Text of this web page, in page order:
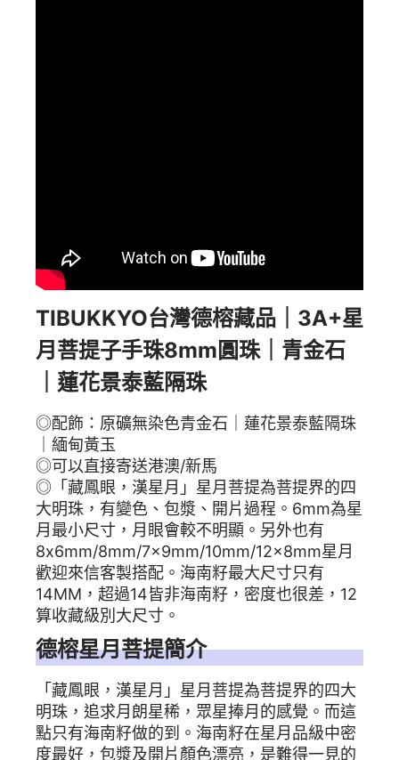
TIBUKKYO台灣德榕藏品｜3A+星
月菩提子手珠8mm圓珠｜青金石
｜蓮花景泰藍隔珠
◎配飾：原礦無染色青金石｜蓮花景泰藍隔珠
｜緬甸黃玉
◎可以直接寄送港澳/新馬
◎「藏鳳眼，漢星月」星月菩提為菩提界的四
大明珠，有變色、包漿、開片過程。6mm為星
月最小尺寸，月眼會較不明顯。另外也有
8x6mm/8mm/7x9mm/10mm/12x8mm星月
歡迎來信客製搭配。海南籽最大尺寸只有
14MM，超過14皆非海南籽，密度也很差，12
算收藏級別大尺寸。
德榕星月菩提簡介
「藏鳳眼，漢星月」星月菩提為菩提界的四大
明珠，追求月朗星稀，眾星捧月的感覺。而這
點只有海南籽做的到。海南籽在星月品級中密
度最好，包漿及開片顏色漂亮，是難得一見的